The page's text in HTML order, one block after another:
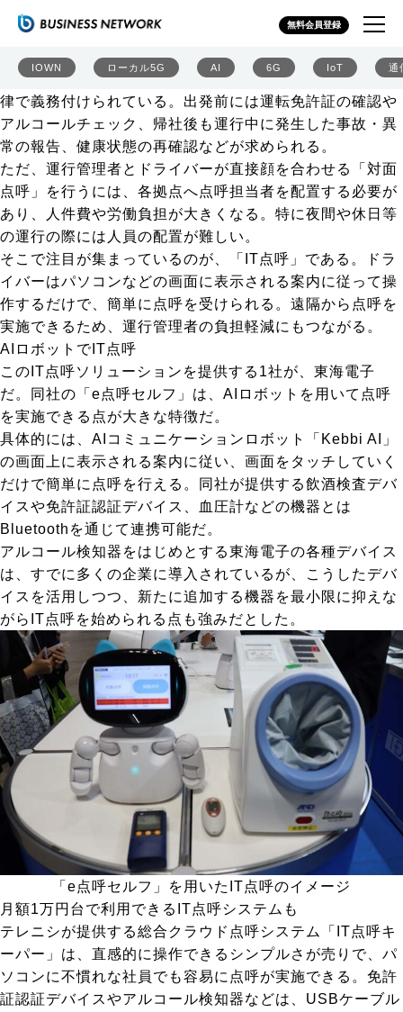
無料会員登録
IOWN ローカル5G AI 6G IoT 通
物流DXを支える「IT点呼」 東海電子やテレニシが最新ソ
リューションの体験デモ
トラックやバス、タクシーなど運送事業者には、車両の安
全走行や事故防止などの観点から「点呼」業務の実施が法
律で義務付けられている。出発前には運転免許証の確認や
アルコールチェック、帰社後も運行中に発生した事故・異
常の報告、健康状態の再確認などが求められる。
ただ、運行管理者とドライバーが直接顔を合わせる「対面
点呼」を行うには、各拠点へ点呼担当者を配置する必要が
あり、人件費や労働負担が大きくなる。特に夜間や休日等
の運行の際には人員の配置が難しい。
そこで注目が集まっているのが、「IT点呼」である。ドラ
イバーはパソコンなどの画面に表示される案内に従って操
作するだけで、簡単に点呼を受けられる。遠隔から点呼を
実施できるため、運行管理者の負担軽減にもつながる。
AIロボットでIT点呼
このIT点呼ソリューションを提供する1社が、東海電子
だ。同社の「e点呼セルフ」は、AIロボットを用いて点呼
を実施できる点が大きな特徴だ。
具体的には、AIコミュニケーションロボット「Kebbi AI」
の画面上に表示される案内に従い、画面をタッチしていく
だけで簡単に点呼を行える。同社が提供する飲酒検査デバ
イスや免許証認証デバイス、血圧計などの機器とは
Bluetoothを通じて連携可能だ。
アルコール検知器をはじめとする東海電子の各種デバイス
は、すでに多くの企業に導入されているが、こうしたデバ
イスを活用しつつ、新たに追加する機器を最小限に抑えな
がらIT点呼を始められる点も強みだとした。
「e点呼セルフ」を用いたIT点呼のイメージ
月額1万円台で利用できるIT点呼システムも
テレニシが提供する総合クラウド点呼システム「IT点呼キ
ーパー」は、直感的に操作できるシンプルさが売りで、パ
ソコンに不慣れな社員でも容易に点呼が実施できる。免許
証認証デバイスやアルコール検知器などは、USBケーブル